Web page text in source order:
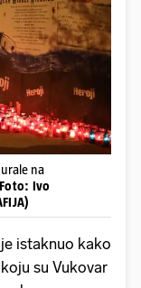
na
Foto: Ivo
istaknuo kako
su Vukovar